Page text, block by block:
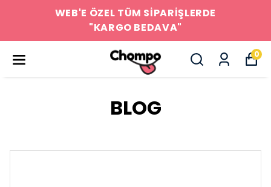
WEB'E ÖZEL TÜM SİPARİŞLERDE
"KARGO BEDAVA"
0
BLOG